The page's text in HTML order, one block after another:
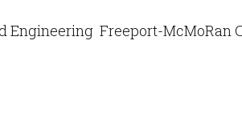
Engineering Freeport-McMoRan